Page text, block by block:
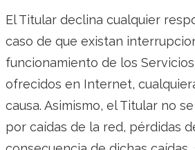
El Titular declina cualquier
caso de que existan
funcionamiento de los
ofrecidos en Internet,
causa. Asimismo, el Titular no
por caídas de la red, pérdidas